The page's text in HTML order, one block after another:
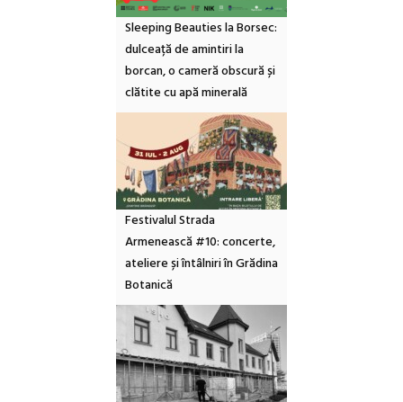
Sleeping Beauties la Borsec:
dulceață de amintiri la
borcan, o cameră obscură și
clătite cu apă minerală
Festivalul Strada
Armenească #10: concerte,
ateliere și întâlniri în Grădina
Botanică